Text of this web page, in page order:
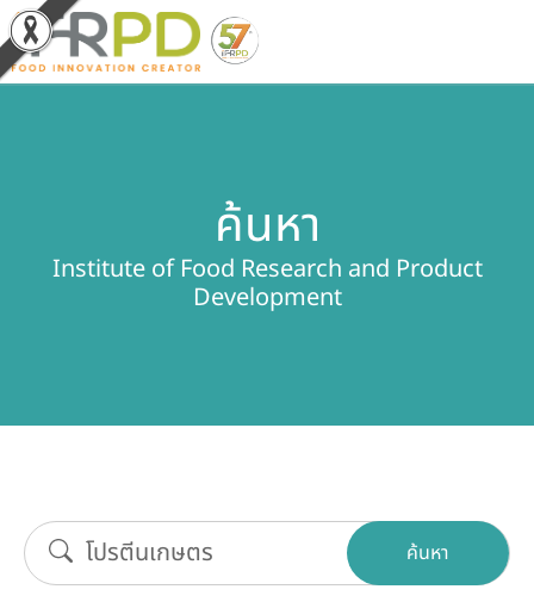
ผลงานวิจัยและนวัตกรรม
ผลิตภัณฑ์และจำหน่าย
บุคลากรสถาบัน
ค้นหา
Institute of Food Research and Product
Development
ค้นหา